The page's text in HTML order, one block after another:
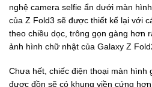
nghệ camera selfie ẩn dưới màn
của Z Fold3 sẽ được thiết kế lại với
theo chiều dọc, trông gọn gàng hơn
ảnh hình chữ nhật của Galaxy Z
Chưa hết, chiếc điện thoại màn hình
được đồn sẽ có khung viền cứng